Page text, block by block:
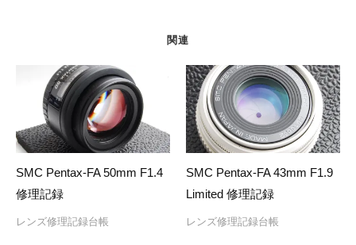
関連
SMC Pentax-FA 50mm F1.4
修理記録
レンズ修理記録台帳
SMC Pentax-FA 43mm F1.9
Limited 修理記録
レンズ修理記録台帳